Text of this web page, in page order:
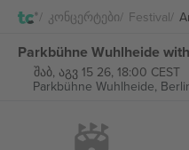
Კონცერტები Festival
შაბ, აგვ 15 26, 18:00 CEST
Parkbühne Wuhlheide,